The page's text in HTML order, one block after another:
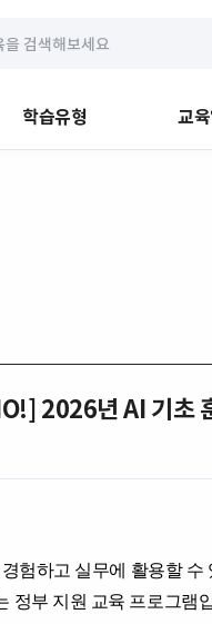
학습유형 교
2026년 AI 기초
험하고 실무에 활용할 수
정부 지원 교육 프로그램